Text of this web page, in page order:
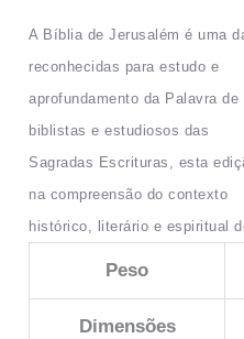
A Bíblia de Jerusalém é uma
reconhecidas para estudo e
aprofundamento da Palavra
biblistas e estudiosos das
Sagradas Escrituras, esta
na compreensão do contexto
histórico, literário e espiritual
Peso
Dimensões